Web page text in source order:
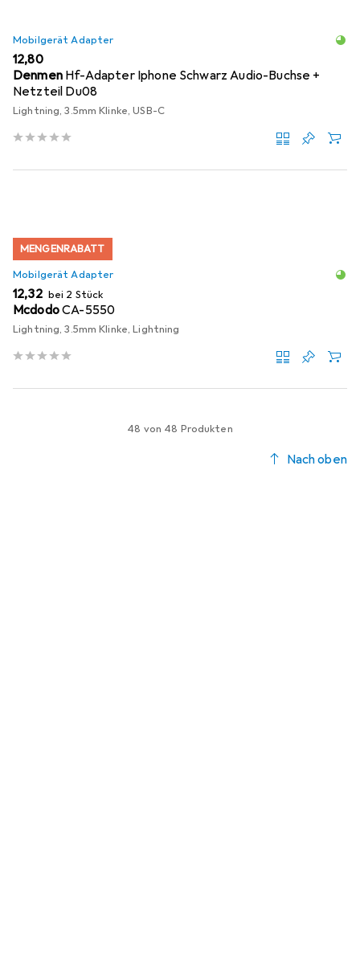
Mobilgerät Adapter
EUR
12,80
Denmen Hf-Adapter Iphone Schwarz Audio-Buchse +
Netzteil Du08
Lightning, 3.5mm Klinke, USB-C
MENGENRABATT
Mobilgerät Adapter
EUR
12,32 bei 2 Stück
McdodoCA-5550
Lightning, 3.5mm Klinke, Lightning
48 von 48 Produkten
Nach oben